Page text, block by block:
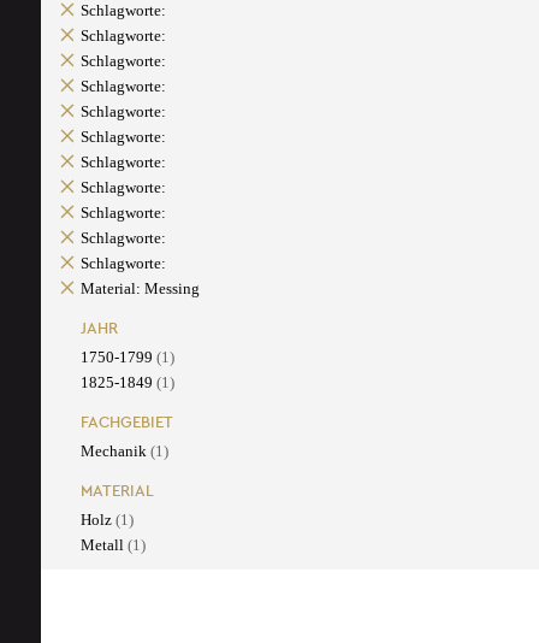
Schlagworte:
Schlagworte:
Schlagworte:
Schlagworte:
Schlagworte:
Schlagworte:
Schlagworte:
Schlagworte:
Schlagworte:
Schlagworte:
Schlagworte:
Material: Messing
JAHR
1750-1799 (1)
1825-1849 (1)
FACHGEBIET
Mechanik (1)
MATERIAL
Holz (1)
Metall (1)